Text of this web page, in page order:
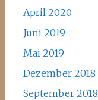
April 2020
Juni 2019
Mai 2019
Dezember 2018
September 2018